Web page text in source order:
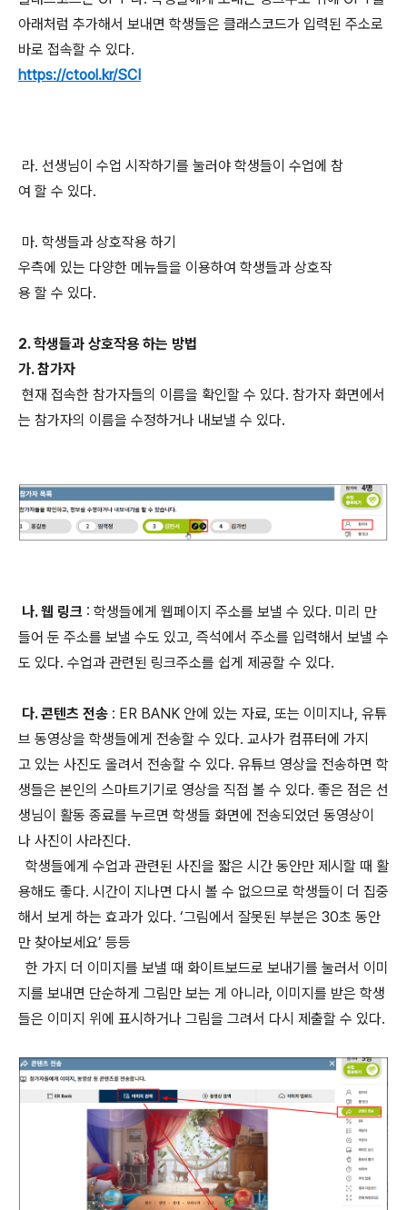
아래처럼 추가해서 보내면 학생들은 클래스코드가 입력된 주소로
바로 접속할 수 있다.
https://ctool.kr/SCI
라. 선생님이 수업 시작하기를 눌러야 학생들이 수업에 참
여 할 수 있다.
마. 학생들과 상호작용 하기
우측에 있는 다양한 메뉴들을 이용하여 학생들과 상호작
용 할 수 있다.
2. 학생들과 상호작용 하는 방법
가. 참가자
현재 접속한 참가자들의 이름을 확인할 수 있다. 참가자 화면에서
는 참가자의 이름을 수정하거나 내보낼 수 있다.
나. 웹 링크 : 학생들에게 웹페이지 주소를 보낼 수 있다. 미리 만
들어 둔 주소를 보낼 수도 있고, 즉석에서 주소를 입력해서 보낼 수
도 있다. 수업과 관련된 링크주소를 쉽게 제공할 수 있다.
다. 콘텐츠 전송 : ER BANK 안에 있는 자료, 또는 이미지나, 유튜
브 동영상을 학생들에게 전송할 수 있다. 교사가 컴퓨터에 가지
고 있는 사진도 올려서 전송할 수 있다. 유튜브 영상을 전송하면 학
생들은 본인의 스마트기기로 영상을 직접 볼 수 있다. 좋은 점은 선
생님이 활동 종료를 누르면 학생들 화면에 전송되었던 동영상이
나 사진이 사라진다.
학생들에게 수업과 관련된 사진을 짧은 시간 동안만 제시할 때 활
용해도 좋다. 시간이 지나면 다시 볼 수 없으므로 학생들이 더 집중
해서 보게 하는 효과가 있다. ‘그림에서 잘못된 부분은 30초 동안
만 찾아보세요’ 등등
한 가지 더 이미지를 보낼 때 화이트보드로 보내기를 눌러서 이미
지를 보내면 단순하게 그림만 보는 게 아니라, 이미지를 받은 학생
들은 이미지 위에 표시하거나 그림을 그려서 다시 제출할 수 있다.